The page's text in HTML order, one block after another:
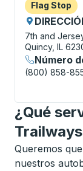
Flag Stop
Flag Stop
7th and
Quincy, IL
Número
(800) 858-
¿Qué
Queremos
nuestros